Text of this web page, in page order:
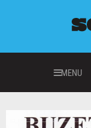
MENU